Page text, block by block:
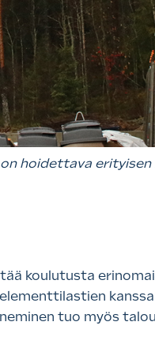
hoidettava erityisen
koulutusta
tuo myös